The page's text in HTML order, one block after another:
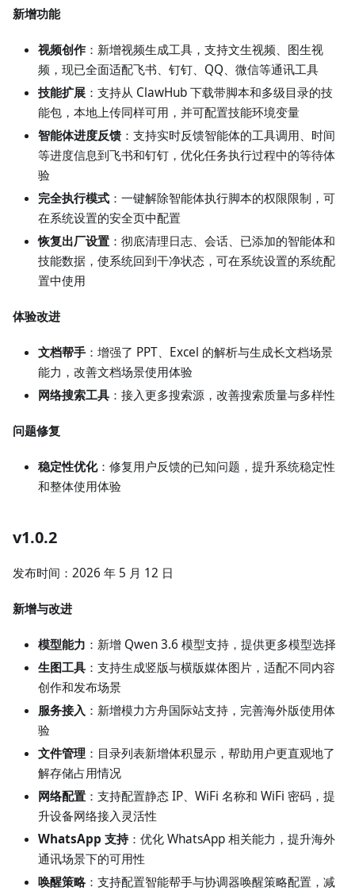
新增功能
视频创作 ：新增视频生成工具，支持文生视频、图生视
频，现已全面适配飞书、钉钉、QQ、微信等通讯工具
技能扩展 ：支持从 ClawHub 下载带脚本和多级目录的技
能包，本地上传同样可用，并可配置技能环境变量
智能体进度反馈：支持实时反馈智能体的工具调用、时间
等进度信息到飞书和钉钉，优化任务执行过程中的等待体
验
完全执行模式 ：一键解除智能体执行脚本的权限限制，可
在系统设置的安全页中配置
恢复出厂设置 ：彻底清理日志、会话、已添加的智能体和
技能数据，使系统回到干净状态，可在系统设置的系统配
置中使用
体验改进
文档帮手 ：增强了 PPT、Excel 的解析与生成长文档场景
能力，改善文档场景使用体验
网络搜索工具 ：接入更多搜索源，改善搜索质量与多样性
问题修复
稳定性优化：修复用户反馈的已知问题，提升系统稳定性
和整体使用体验
v1.0.2
发布时间：2026 年 5 月 12 日
新增与改进
模型能力 ：新增 Qwen 3.6 模型支持，提供更多模型选择
生图工具 ：支持生成竖版与横版媒体图片，适配不同内容
创作和发布场景
服务接入 ：新增模力方舟国际站支持，完善海外版使用体
验
文件管理 ：目录列表新增体积显示，帮助用户更直观地了
解存储占用情况
网络配置 ：支持配置静态 IP、WiFi 名称和 WiFi 密码，提
升设备网络接入灵活性
WhatsApp 支持：优化 WhatsApp 相关能力，提升海外
通讯场景下的可用性
唤醒策略 ：支持配置智能帮手与协调器唤醒策略配置，减